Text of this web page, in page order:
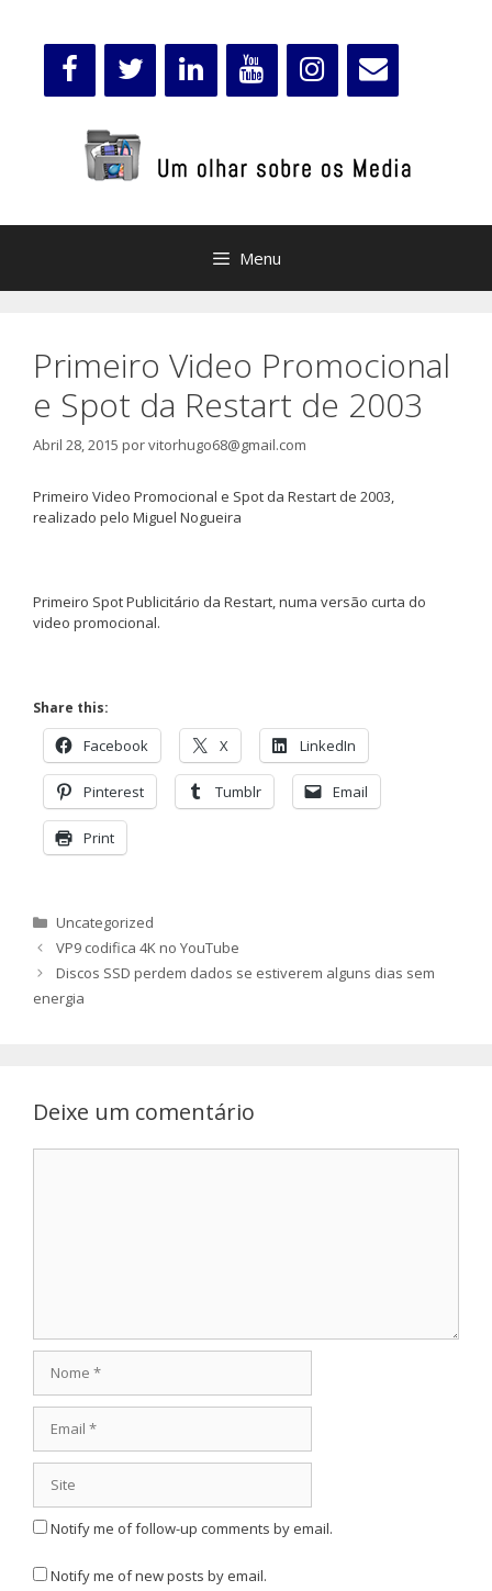
Menu
Primeiro Video Promocional
e Spot da Restart de 2003
Abril 28, 2015 porvitorhugo68@gmail.com
Primeiro Video Promocional e Spot da Restart de 2003,
realizado pelo Miguel Nogueira
Primeiro Spot Publicitário da Restart, numa versão curta do
video promocional.
Share this:
Facebook X LinkedIn
Pinterest Tumblr Email
Print
Categorias
Uncategorized
VP9 codifica 4K no YouTube
Discos SSD perdem dados se estiverem alguns dias sem
energia
Deixe um comentário
Notify me of follow-up comments by email.
Notify me of new posts by email.